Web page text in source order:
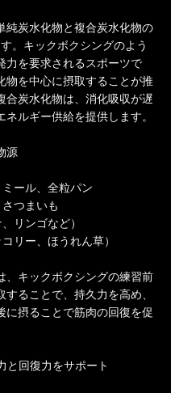
純炭水化物と複合炭水化物の
。キックボクシングのよう
力を要求されるスポーツで
物を中心に摂取することが推
合炭水化物は、消化吸収が遅
ネルギー供給を提供します。
源
ール、全粒パン
つまいも
リンゴなど）
リー、ほうれん草）
、キックボクシングの練習前
することで、持久力を高め、
に摂ることで筋肉の回復を促
と回復力をサポート